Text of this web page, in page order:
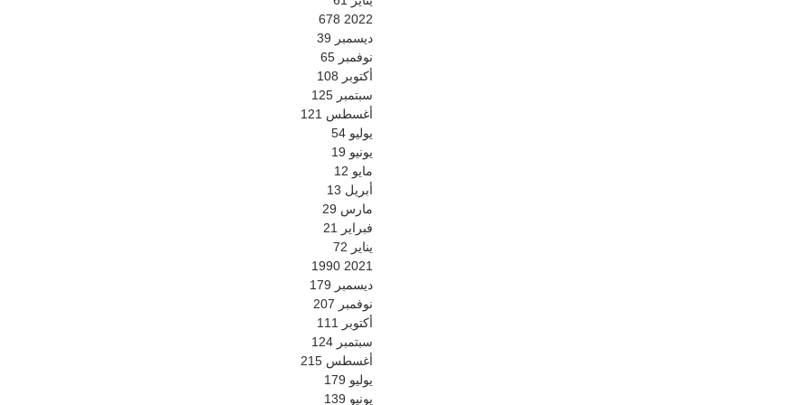
2022
678
ديسمبر 39
نوفمبر 65
أكتوبر 108
سبتمبر 125
أغسطس 121
يوليو 54
يونيو 19
مايو 12
أبريل 13
مارس 29
فبراير
21
يناير 72
2021
1990
ديسمبر 179
نوفمبر 207
أكتوبر
111
سبتمبر 124
أغسطس 215
يوليو 179
يونيو 139